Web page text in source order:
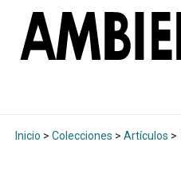
Inicio > Colecciones > Artículos >